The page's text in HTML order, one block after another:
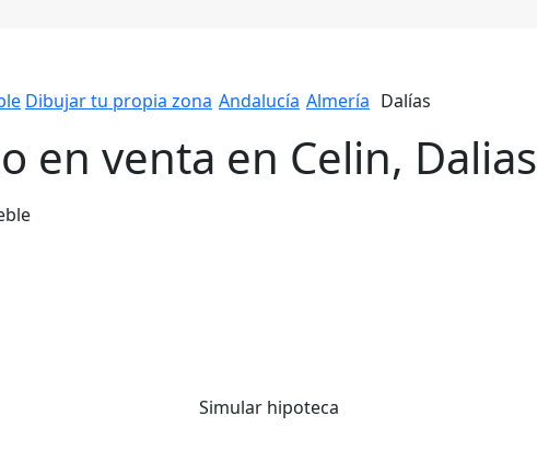
Dibujar tu propia zona Andalucía Almería Dalías
en venta en Celin, Dalias
Simular hipoteca